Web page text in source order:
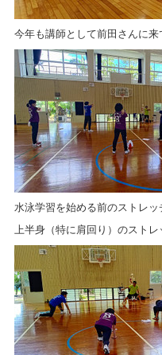
今年も講師として前田さんに来
水泳学習を始める前のストレッ
上半身（特に肩回り）のストレ